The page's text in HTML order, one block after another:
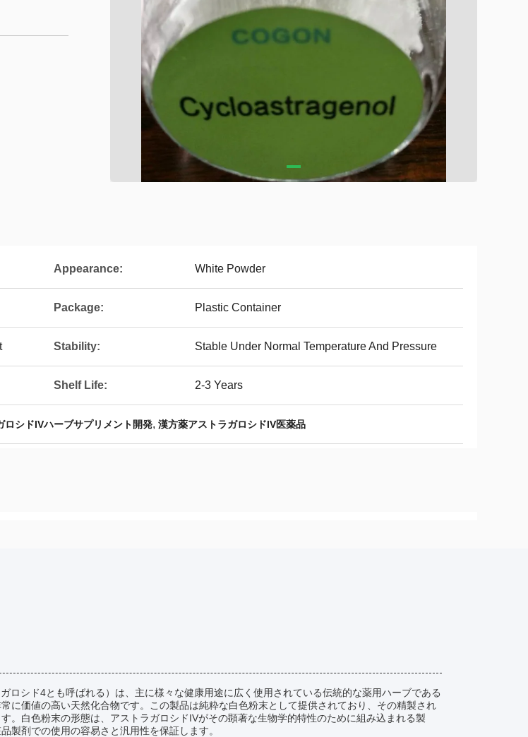
Appearance: White Powder
Package: Plastic Container
Stability: Stable Under Normal Temperature And Pressure
Shelf Life: 2-3 Years
ロシドIVハーブサプリメント開発, 漢方薬アストラガロシドIV医薬品
ロシド4とも呼ばれる）は、主に様々な健康用途に広く使用されている伝統的な薬用ハーブである
に価値の高い天然化合物です。この製品は純粋な白色粉末として提供されており、その精製され
。白色粉末の形態は、アストラガロシドIVがその顕著な生物学的特性のために組み込まれる製
製剤での使用の容易さと汎用性を保証します。